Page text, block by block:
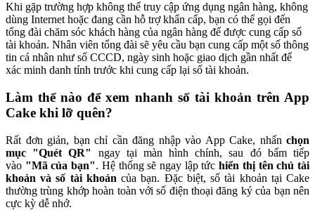
Khi gặp trường hợp không thể truy cập ứng dụng ngân hàng, không
dùng Internet hoặc đang cần hỗ trợ khẩn cấp, bạn có thể gọi đến
tổng đài chăm sóc khách hàng của ngân hàng để được cung cấp số
tài khoản. Nhân viên tổng đài sẽ yêu cầu bạn cung cấp một số thông
tin cá nhân như số CCCD, ngày sinh hoặc giao dịch gần nhất để
xác minh danh tính trước khi cung cấp lại số tài khoản.
Làm thế nào để xem nhanh số tài khoản trên App
Cake khi lỡ quên?
Rất đơn giản, bạn chỉ cần đăng nhập vào App Cake, nhấn chọn
mục "Quét QR" ngay tại màn hình chính, sau đó bấm tiếp
vào "Mã của bạn". Hệ thống sẽ ngay lập tức hiển thị tên chủ tài
khoản và số tài khoản của bạn. Đặc biệt, số tài khoản tại Cake
thường trùng khớp hoàn toàn với số điện thoại đăng ký của bạn nên
cực kỳ dễ nhớ.